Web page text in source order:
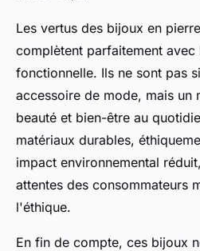
Les vertus des bijoux en
complètent parfaitement avec
fonctionnelle. Ils ne sont pas
accessoire de mode, mais un
beauté et bien-être au
matériaux durables,
impact environnemental
attentes des consommateurs
l'éthique.
En fin de compte, ces bijoux